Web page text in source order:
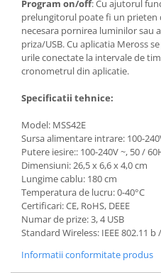
Program on/off: Cu ajutorul
prelungitorul poate fi un prieten
necesara pornirea luminilor sau
priza/USB. Cu aplicatia Meross
urile conectate la intervale de
cronometrul din aplicatie.
Specificatii tehnice:
Model: MSS42E
Sursa alimentare intrare: 100-
Putere iesire:: 100-240V ~, 50 /
Dimensiuni: 26,5 x 6,6 x 4,0 cm
Lungime cablu: 180 cm
Temperatura de lucru: 0-40°C
Certificari: CE, RoHS, DEEE
Numar de prize: 3, 4 USB
Standard Wireless: IEEE 802.11 b
Informatii conformitate produs